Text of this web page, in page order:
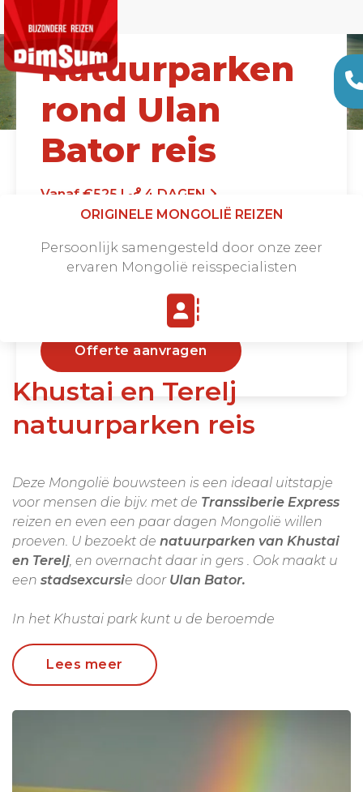
Natuurparken
rond Ulan
Bator reis
Vanaf €525 | 4 DAGEN
Offerte aanvragen
ORIGINELE MONGOLIË REIZEN
Persoonlijk samengesteld door onze zeer
ervaren Mongolië reisspecialisten
Khustai en Terelj
natuurparken reis
Deze Mongolië bouwsteen is een ideaal uitstapje
voor mensen die bijv. met de Transsiberie Express
reizen en even een paar dagen Mongolië willen
proeven. U bezoekt de natuurparken van Khustai
en Terelj, en overnacht daar in gers . Ook maakt u
een stadsexcursie door Ulan Bator.
In het Khustai park kunt u de beroemde
gazellen, herten en vele vogelsoorten. Het
park
ziet er weer heel anders uit qua natuur. In
kunt u kennismaken met nomadenfamilies die in
Lees meer